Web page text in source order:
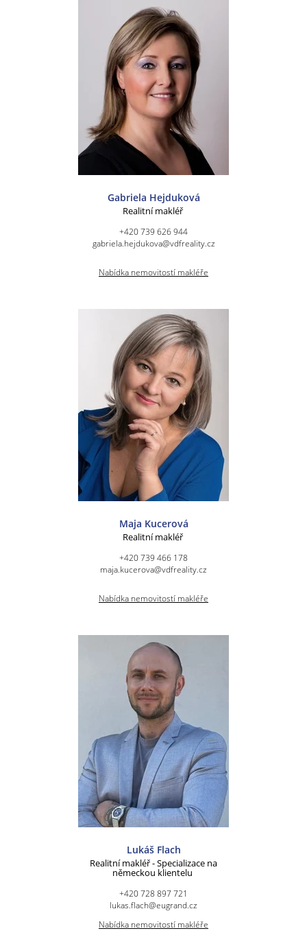
Gabriela Hejduková
Realitní makléř
+420 739 626 944
gabriela.hejdukova@vdfreality.cz
Nabídka nemovitostí makléře
Maja Kucerová
Realitní makléř
+420 739 466 178
maja.kucerova@vdfreality.cz
Nabídka nemovitostí makléře
Lukáš Flach
Realitní makléř - Specializace na
německou klientelu
+420 728 897 721
lukas.flach@eugrand.cz
Nabídka nemovitostí makléře